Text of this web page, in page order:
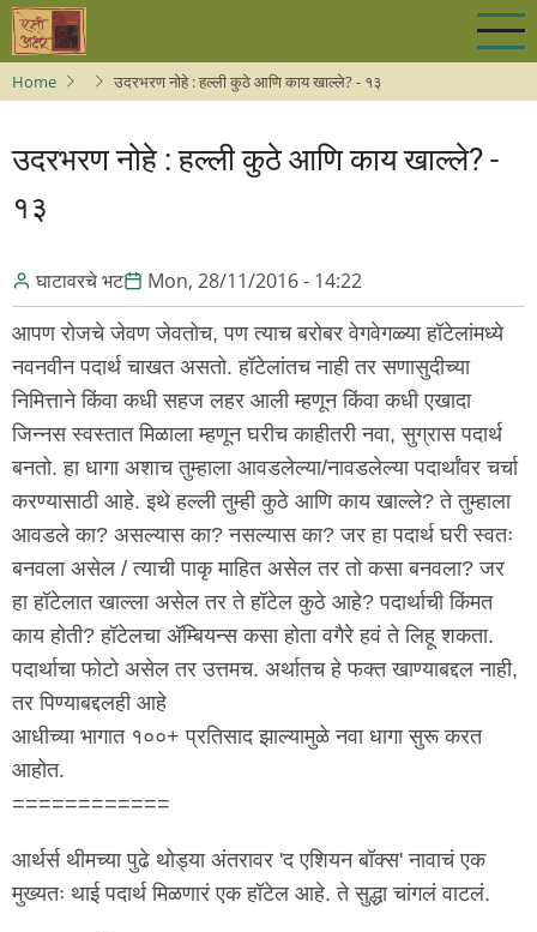
Skip
main
content
Home उदरभरण नोहे : हल्ली कुठे आणि काय खाल्ले? - १३
उदरभरण नोहे : हल्ली कुठे आणि काय खाल्ले? -
१३
घाटावरचे भट Mon, 28/11/2016 - 14:22
आपण रोजचे जेवण जेवतोच, पण त्याच बरोबर वेगवेगळ्या हॉटेलांमध्ये
नवनवीन पदार्थ चाखत असतो. हॉटेलांतच नाही तर सणासुदीच्या
निमित्ताने किंवा कधी सहज लहर आली म्हणून किंवा कधी एखादा
जिन्नस स्वस्तात मिळाला म्हणून घरीच काहीतरी नवा, सुग्रास पदार्थ
बनतो. हा धागा अशाच तुम्हाला आवडलेल्या/नावडलेल्या पदार्थांवर चर्चा
करण्यासाठी आहे. इथे हल्ली तुम्ही कुठे आणि काय खाल्ले? ते तुम्हाला
आवडले का? असल्यास का? नसल्यास का? जर हा पदार्थ घरी स्वतः
बनवला असेल / त्याची पाकृ माहित असेल तर तो कसा बनवला? जर
हा हॉटेलात खाल्ला असेल तर ते हॉटेल कुठे आहे? पदार्थाची किंमत
काय होती? हॉटेलचा अ‍ॅम्बियन्स कसा होता वगैरे हवं ते लिहू शकता.
पदार्थाचा फोटो असेल तर उत्तमच. अर्थातच हे फक्त खाण्याबद्दल नाही,
तर पिण्याबद्दलही आहे
आधीच्या भागात १००+ प्रतिसाद झाल्यामुळे नवा धागा सुरू करत
आहोत.
============
आर्थर्स थीमच्या पुढे थोड्या अंतरावर 'द एशियन बॉक्स' नावाचं एक
मुख्यतः थाई पदार्थ मिळणारं एक हॉटेल आहे. ते सुद्धा चांगलं वाटलं.